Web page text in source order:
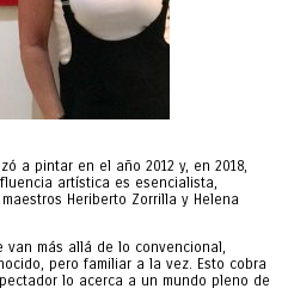
a pintar en el año 2012 y, en 2018,
artística es esencialista,
Heriberto Zorrilla y Helena
más allá de lo convencional,
pero familiar a la vez. Esto cobra
lo acerca a un mundo pleno de